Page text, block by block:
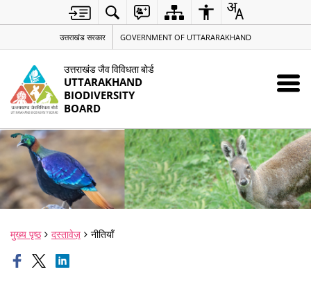
उत्तराखंड सरकार GOVERNMENT OF UTTARARAKHAND
उत्तराखंड जैव विविधता बोर्ड
UTTARAKHAND
BIODIVERSITY
BOARD
मुख्य पृष्ठ दस्तावेज़ नीतियाँ